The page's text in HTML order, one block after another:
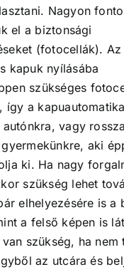
Nagyon
el a biztonsági
(fotocellák). Az
kapuk nyílásába
szükséges
így a
autónkra, vagy
aki
ki. Ha nagy
szükség lehet
elhelyezésére is a
a felső képen is
szükség, ha nem
az utcára és